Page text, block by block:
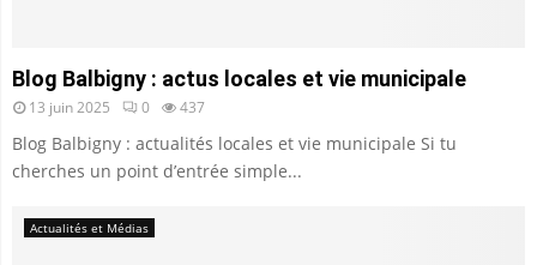
Blog Balbigny : actus locales et vie municipale
13 juin 2025 0 437
Blog Balbigny : actualités locales et vie municipale Si tu
cherches un point d’entrée simple...
Actualités et Médias